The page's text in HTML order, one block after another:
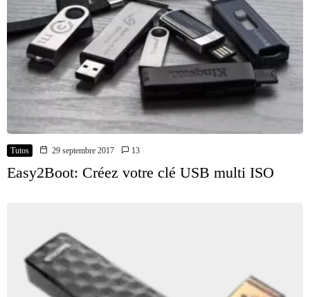
Tutos 29 septembre 2017 13
Easy2Boot: Créez votre clé USB multi ISO